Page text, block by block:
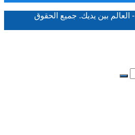
- العالم بين يديك. جميع الحقوق